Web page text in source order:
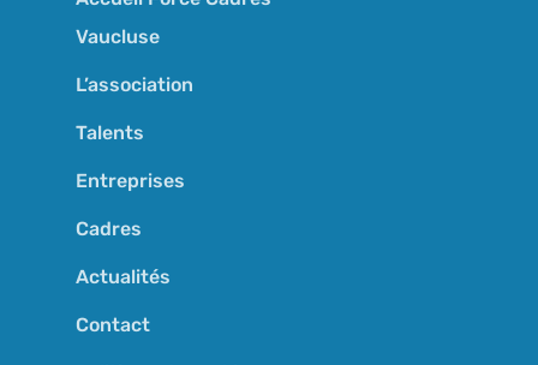
Vaucluse
L’association
Talents
Entreprises
Cadres
Actualités
Contact